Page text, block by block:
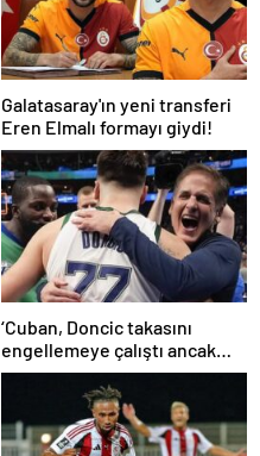
Galatasaray'ın yeni transferi
Eren Elmalı formayı giydi!
‘Cuban, Doncic takasını
engellemeye çalıştı ancak
geç kaldı’ iddiası! NBA